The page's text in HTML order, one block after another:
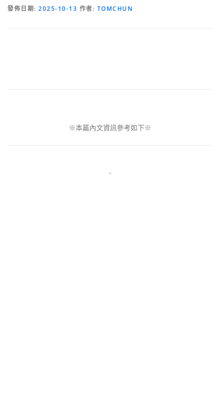
發佈日期: 2025-10-13 作者: TOMCHUN
※本篇內文資訊參考如下※
-